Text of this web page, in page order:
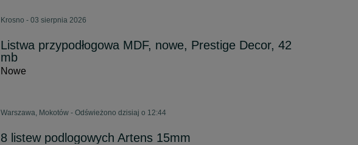
Krosno - 03 sierpnia 2026
Listwa przypodłogowa MDF, nowe, Prestige Decor, 42
mb
Nowe
Warszawa, Mokotów - Odświeżono dzisiaj o 12:44
8 listew podlogowych Artens 15mm